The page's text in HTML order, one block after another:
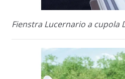
Fienstra Lucernario a cupola